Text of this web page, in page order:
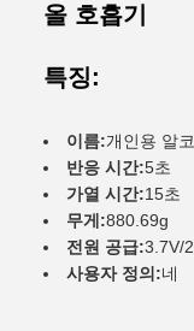
올 호흡기
특징:
이름:개인용 알
반응 시간:5초
가열 시간:15초
무게:880.69g
전원 공급:3.7V/
사용자 정의:네